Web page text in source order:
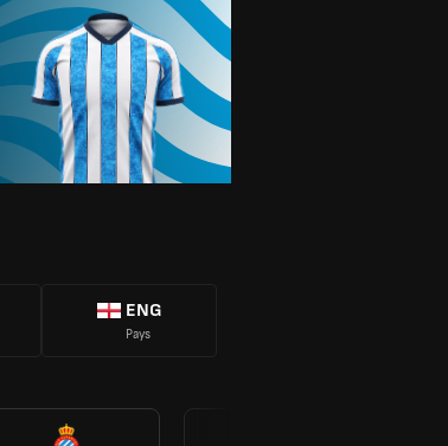
ENG
Pays